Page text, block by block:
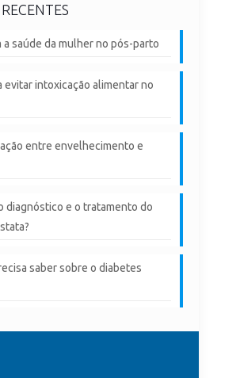
a saúde da mulher no pós-parto
evitar intoxicação alimentar no
entre envelhecimento e
diagnóstico e o tratamento do
saber sobre o diabetes